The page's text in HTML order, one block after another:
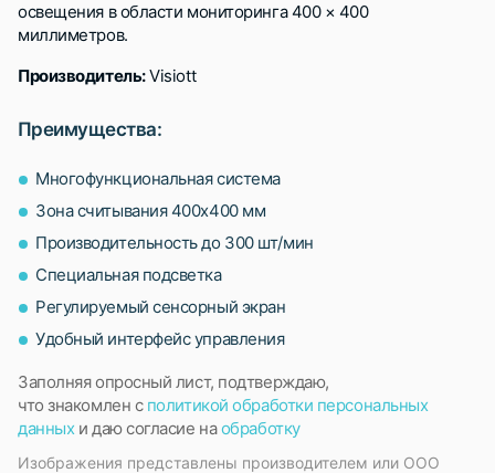
освещения в области мониторинга 400 × 400
миллиметров.
Производитель:Visiott
Преимущества:
Многофункциональная система
Зона считывания 400х400 мм
Производительность до 300 шт/мин
Специальная подсветка
Регулируемый сенсорный экран
Удобный интерфейс управления
Заполняя опросный лист, подтверждаю,
что знакомлен с политикой обработки персональных
данныхи даю согласие наобработку
Изображения представлены производителем или ООО